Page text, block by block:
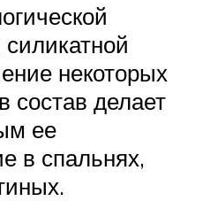
некоторых
состав делает
ее
в спальнях,